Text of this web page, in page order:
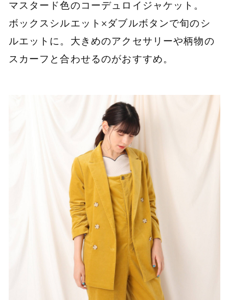
マスタード色のコーデュロイジャケット。
ボックスシルエット×ダブルボタンで旬のシ
ルエットに。大きめのアクセサリーや柄物の
スカーフと合わせるのがおすすめ。